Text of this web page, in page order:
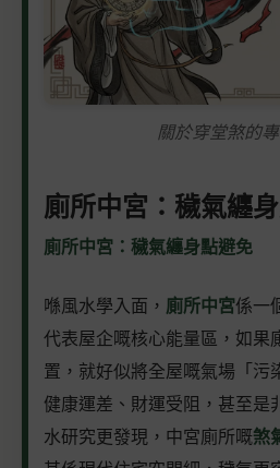
關於穿堂煞的
廁所中宮：穢氣纏
廁所中宮：穢氣纏身點避免
喺風水學入面， 廁所中宮係一
代表屋企嘅核心能量區，如果
置，就好似將全屋嘅氣場「污
健康運差、財運受阻，甚至是
水研究更發現，中宮廁所嘅煞